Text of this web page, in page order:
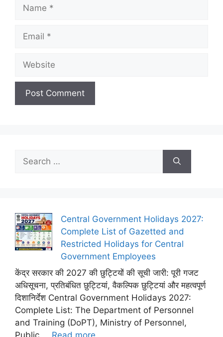
for:
Central Government Holidays 2027:
Complete List of Gazetted and
Restricted Holidays for Central
Government Employees
केंद्र सरकार की 2027 की छुट्टियों की सूची जारी: पूरी गजट
अधिसूचना, प्रतिबंधित छुट्टियां, वैकल्पिक छुट्टियां और महत्वपूर्ण
दिशानिर्देश Central Government Holidays 2027:
Complete List: The Department of Personnel
and Training (DoPT), Ministry of Personnel,